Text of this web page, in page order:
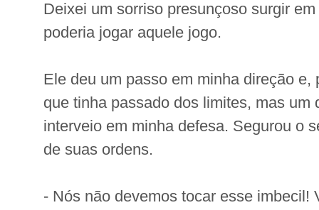
Deixei um sorriso presunçoso surgir
poderia jogar aquele jogo.
Ele deu um passo em minha direção e,
que tinha passado dos limites, mas um
interveio em minha defesa. Segurou o
de suas ordens.
- Nós não devemos tocar esse imbecil!